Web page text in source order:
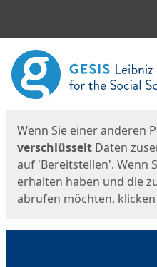
Start
Wenn Sie einer anderen
verschlüsselt Daten
auf 'Bereitstellen'. Wenn
erhalten haben und die
abrufen möchten,